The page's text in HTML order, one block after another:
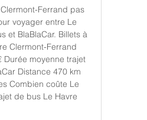
Ferrand pas
voyager entre Le
et BlaBlaCar. Billets à
Clermont-Ferrand
Durée moyenne trajet
Distance 470 km
Combien coûte Le
de bus Le Havre